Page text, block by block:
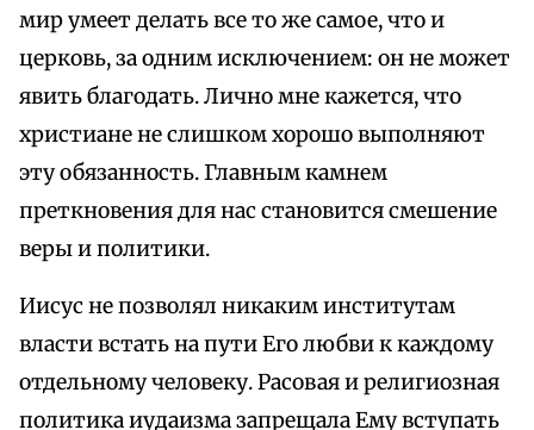
мир умеет делать все то же самое, что и
церковь, за одним исключением: он не может
явить благодать. Лично мне кажется, что
христиане не слишком хорошо выполняют
эту обязанность. Главным камнем
преткновения для нас становится смешение
веры и политики.
Иисус не позволял никаким институтам
власти встать на пути Его любви к каждому
отдельному человеку. Расовая и религиозная
политика иудаизма запрещала Ему вступать